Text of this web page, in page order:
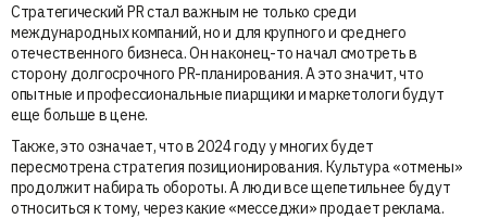
Стратегический PR стал важным не только среди
международных компаний, но и для крупного и среднего
отечественного бизнеса. Он наконец-то начал смотреть в
сторону долгосрочного PR-планирования. А это значит, что
опытные и профессиональные пиарщики и маркетологи будут
еще больше в цене.
Также, это означает, что в 2024 году у многих будет
пересмотрена стратегия позиционирования. Культура «отмены»
продолжит набирать обороты. А люди все щепетильнее будут
относиться к тому, через какие «месседжи» продает реклама.